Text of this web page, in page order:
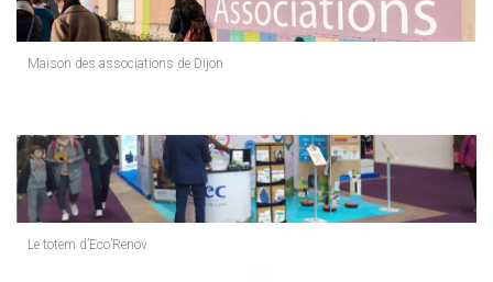
Maison des associations de Dijon
Le totem d’Eco’Renov